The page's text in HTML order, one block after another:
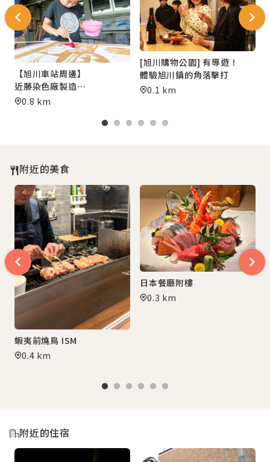
【旭川車站周邊】
近藤染色廠製造
「毛筆繪書染」原創風呂敷
0.8 km
[旭川購物公園] 有導遊！
體驗旭川鎮的角落擊打
0.1 km
附近的美食
蝦夷前燒鳥 ISM
0.4 km
日本餐廳附樓
0.3 km
附近的住宿